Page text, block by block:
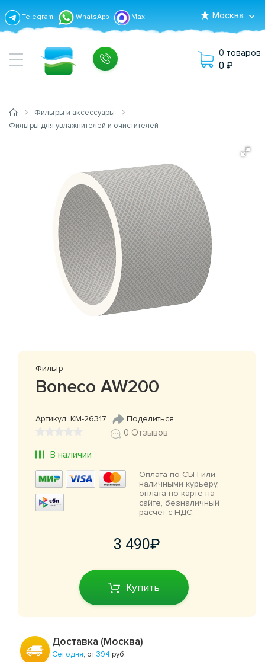
Telegram WhatsApp Max Москва
0 товаров
0
Фильтры и аксессуары
Фильтры для увлажнителей и очистителей
Фильтр
Boneco AW200
Артикул: КМ-26317 Поделиться
0 Отзывов
В наличии
Оплата по СБП или
наличными курьеру,
оплата по карте на
сайте, безналичный
расчет с НДС.
3 490
Купить
Доставка (Москва)
Сегодня, от394 руб.